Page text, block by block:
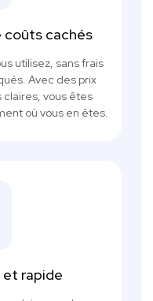
coûts cachés
utilisez, sans frais
Avec des prix
vous êtes
où vous en êtes.
rapide